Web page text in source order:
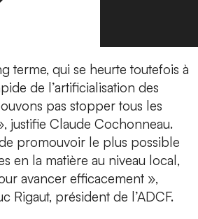
terme, qui se heurte toutefois à
de l’artificialisation des
pas stopper tous les
justifie Claude Cochonneau.
promouvoir le plus possible
en la matière au niveau local,
avancer efficacement »,
Rigaut, président de l’ADCF.